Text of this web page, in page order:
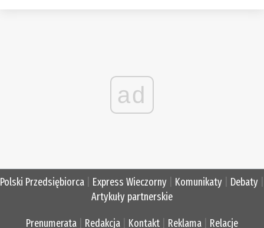
ad
Polski Przedsiębiorca Express Wieczorny Komunikaty Debaty
Artykuły partnerskie
Prenumerata Redakcja Kontakt Reklama Relacje